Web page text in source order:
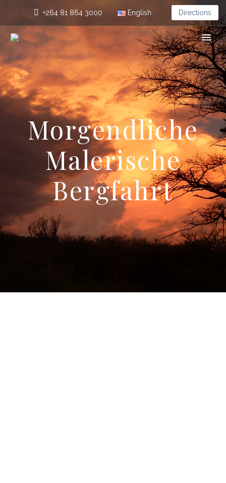
+264 81 864 3000 English Directions
Morgendliche
Malerische
Bergfahrt